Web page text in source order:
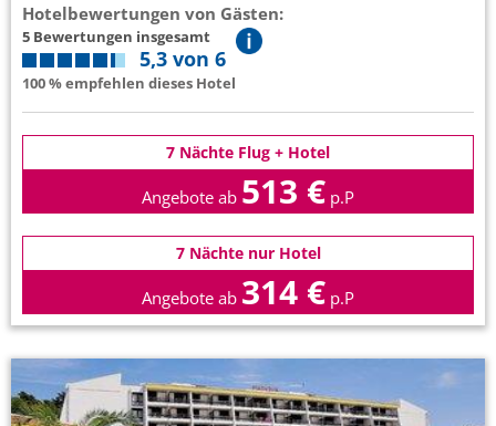
Hotelbewertungen von Gästen:
5 Bewertungen insgesamt
5,3 von 6
100 % empfehlen dieses Hotel
7 Nächte Flug + Hotel
Angebote ab 513 € p.P
7 Nächte nur Hotel
Angebote ab 314 € p.P